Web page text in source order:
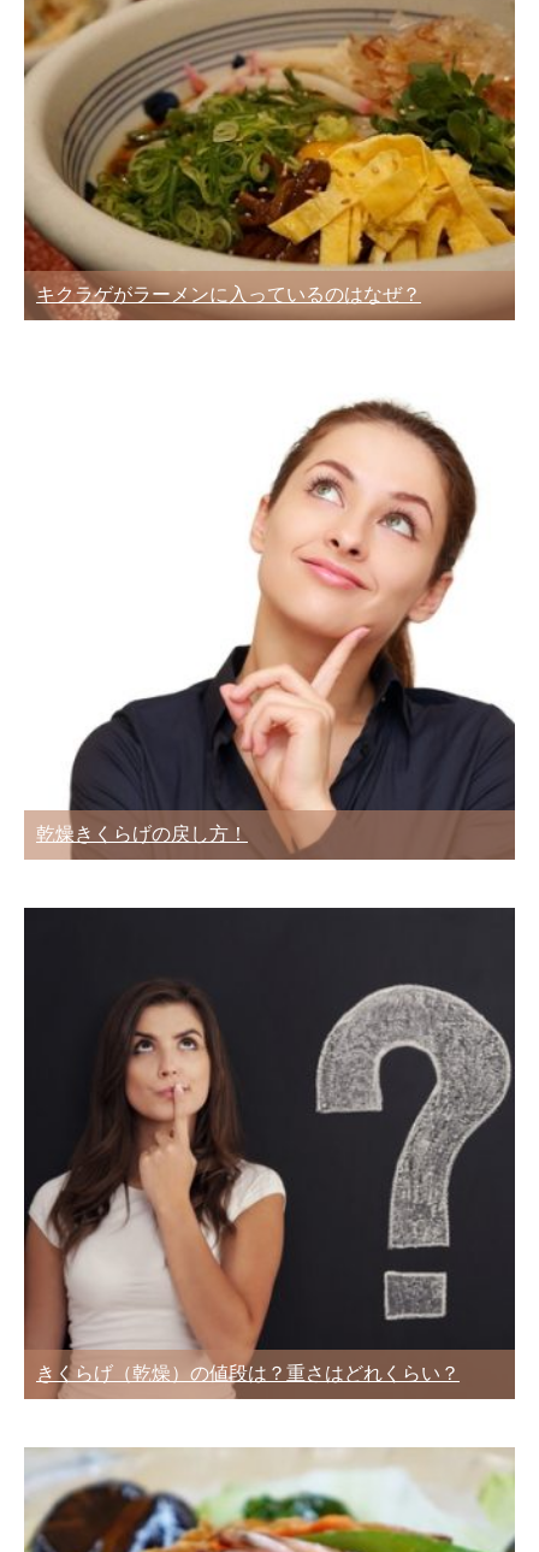
キクラゲがラーメンに入っているのはなぜ？
乾燥きくらげの戻し方！
きくらげ（乾燥）の値段は？重さはどれくらい？